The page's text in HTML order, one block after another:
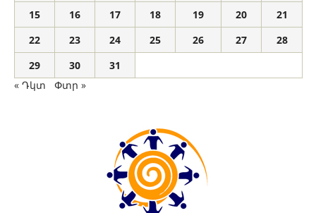
15
16 17 18 19 20
21
22
23 24 25 26 27
28
29
30
31
« Դկտ
Փտր »